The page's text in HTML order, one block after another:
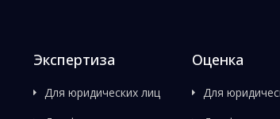
Экспертиза
Для юридических лиц
Оценка
Для